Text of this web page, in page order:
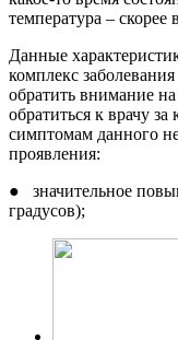
температура – скорее
Данные
комплекс
обратить внимание на
обратиться к врачу
симптомам данного
проявления:
● значительное
градусов);